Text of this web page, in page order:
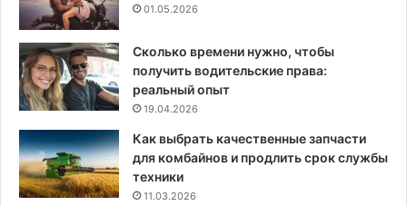
01.05.2026
Сколько времени нужно, чтобы
получить водительские права:
реальный опыт
19.04.2026
Как выбрать качественные запчасти
для комбайнов и продлить срок службы
техники
11.03.2026